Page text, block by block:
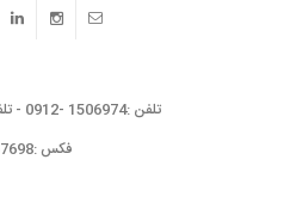
فکس :55757698 -021